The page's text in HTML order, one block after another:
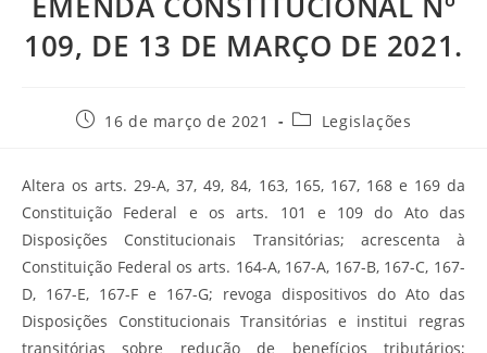
109, DE 13 DE MARÇO DE 2021.
Post16 de março de 2021
Categoria
Legislações
Altera os arts. 29-A, 37, 49, 84, 163, 165, 167, 168 e 169 da
Constituição Federal e os arts. 101 e 109 do Ato das
Disposições Constitucionais Transitórias; acrescenta à
Constituição Federal os arts. 164-A, 167-A, 167-B, 167-C, 167-
D, 167-E, 167-F e 167-G; revoga dispositivos do Ato das
Disposições Constitucionais Transitórias e institui regras
transitórias sobre redução de benefícios tributários;